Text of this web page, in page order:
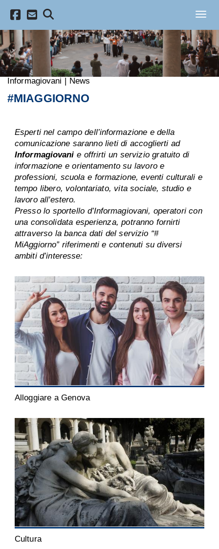
Informagiovani | News
#MIAGGIORNO
Esperti nel campo dell’informazione e della
comunicazione saranno lieti di accoglierti ad
Informagiovani e offrirti un servizio gratuito di
informazione e orientamento su lavoro e
professioni, scuola e formazione, eventi culturali e
tempo libero, volontariato, vita sociale, studio e
lavoro all'estero.
Presso lo sportello d’Informagiovani, operatori con
una consolidata esperienza, potranno fornirti
attraverso la banca dati del servizio “#
MiAggiorno” riferimenti e contenuti su diversi
ambiti d’interesse:
Alloggiare a Genova
Cultura